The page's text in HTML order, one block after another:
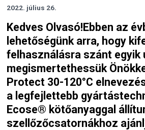
2022. július 26.
Kedves Olvasó!Ebben az
lehetőségünk arra, hogy
felhasználásra szánt egyik
megismertethessük
Protect 30-120°C
a legfejlettebb
Ecose® kötőanyaggal
szellőzőcsatornákhoz